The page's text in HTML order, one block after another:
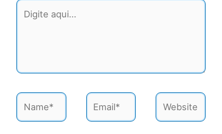
Digite
aqui...
Name* Email* Website